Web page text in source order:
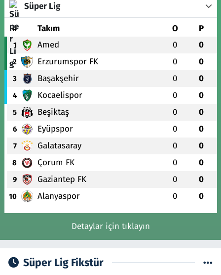
Süper Lig
# Takım O P
1 Amed 0 0
2 Erzurumspor FK 0 0
3 Başakşehir 0 0
4 Kocaelispor 0 0
5 Beşiktaş 0 0
6 Eyüpspor 0 0
7 Galatasaray 0 0
8 Çorum FK 0 0
9 Gaziantep FK 0 0
10 Alanyaspor 0 0
Detaylar için tıklayın
Süper Lig Fikstür